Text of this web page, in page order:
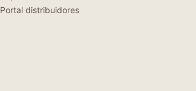
Portal distribuidores